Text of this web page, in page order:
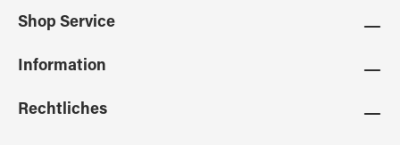
Shop Service
Information
Rechtliches